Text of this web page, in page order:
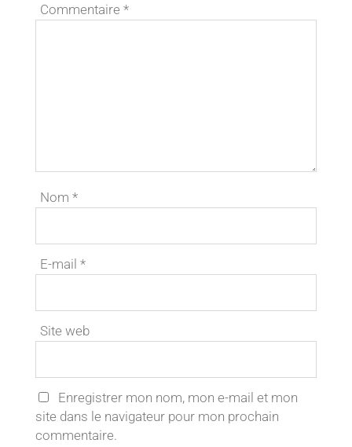
Commentaire *
Nom *
E-mail *
Site web
Enregistrer mon nom, mon e-mail et mon
site dans le navigateur pour mon prochain
commentaire.